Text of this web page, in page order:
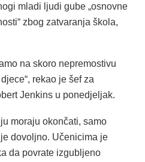
mladi ljudi gube „osnovne
zbog zatvaranja škola,
na skoro nepremostivu
rekao je šef za
Jenkins u ponedjeljak.
moraju okončati, samo
dovoljno. Učenicima je
da povrate izgubljeno